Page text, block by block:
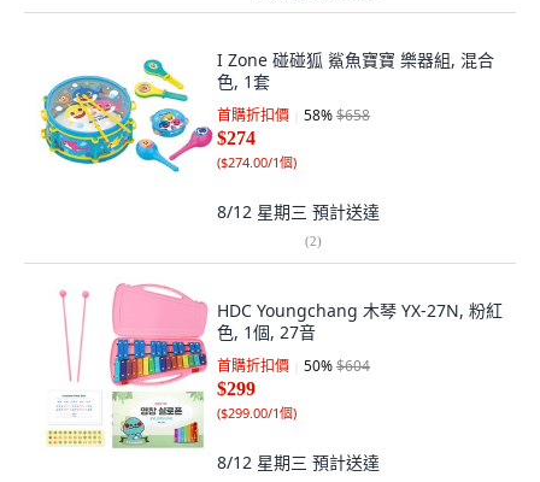
I Zone 碰碰狐 鯊魚寶寶 樂器組, 混合
色, 1套
首購折扣價 58%$658
$274
($274.00/1個)
8/12 星期三 預計送達
(2)
HDC Youngchang 木琴 YX-27N, 粉紅
色, 1個, 27音
首購折扣價 50%$604
$299
($299.00/1個)
8/12 星期三 預計送達